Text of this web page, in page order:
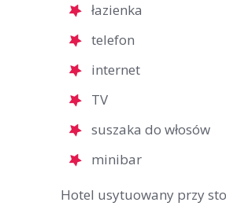
łazienka
telefon
internet
TV
suszaka do włosów
minibar
Hotel usytuowany przy